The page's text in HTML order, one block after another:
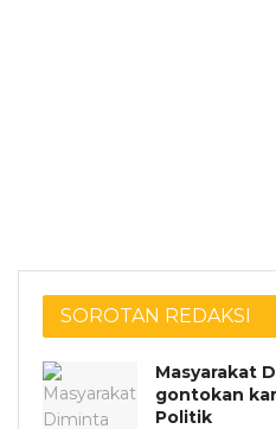
SOROTAN REDAKSI
Masyarakat
gontokan
Politik